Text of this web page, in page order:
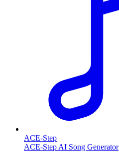
ACE-Step
ACE-Step AI Song Generator